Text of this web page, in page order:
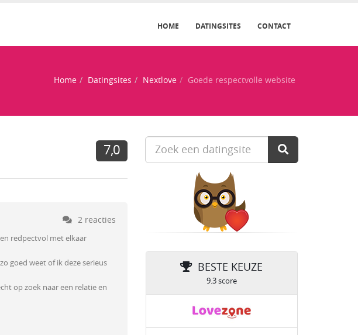
HOME DATINGSITES CONTACT
Home Datingsites Nextlove Goede respectvolle website
7,0
2 reacties
redpectvol met elkaar
goed weet of ik deze serieus
op zoek naar een relatie en
BESTE KEUZE
9.3 score